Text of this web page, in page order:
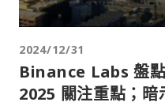
2024/12/31
Binance Labs 盤
2025 關注重點；暗